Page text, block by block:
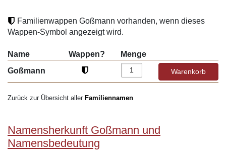
Familienwappen Goßmann vorhanden, wenn dieses
Wappen-Symbol angezeigt wird.
Name Wappen?
Menge
Goßmann
Zurück zur Übersicht aller Familiennamen
Namensherkunft Goßmann und
Namensbedeutung